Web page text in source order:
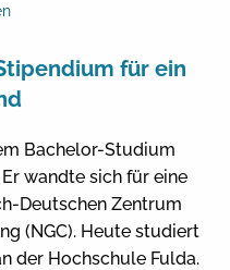
für ein
Bachelor-Studium
wandte sich für eine
Deutschen Zentrum
(NGC). Heute studiert
der Hochschule Fulda.